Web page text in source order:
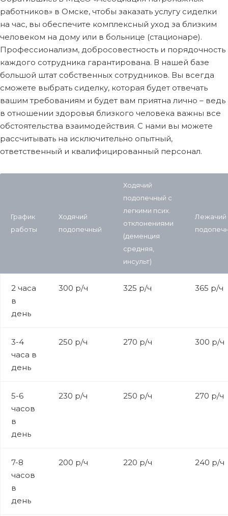
работников» в Омске, чтобы заказать услугу сиделки
на час, вы обеспечите комплексный уход за близким
человеком на дому или в больнице (стационаре).
Профессионализм, добросовестность и порядочность
каждого сотрудника гарантирована. В нашей базе
большой штат собственных сотрудников. Вы всегда
сможете выбрать сиделку, которая будет отвечать
вашим требованиям и будет вам приятна лично – ведь
в отношении здоровья близкого человека важны все
обстоятельства взаимодействия. С нами вы можете
рассчитывать на исключительно опытный,
ответственный и квалифицированный персонал.
График
работы
Ходячий
подопечный
Ходячий
подопечный с
легкими псих.
отклонениями
(деменция
средняя,
инсульт)
Лежачий
2 часа
в
день
300 р/ч 325 р/ч 365 р/ч
3-4
часа в
день
250 р/ч 270 р/ч 300 р/ч
5-6
часов
в
день
230 р/ч 250 р/ч 270 р/ч
7-8
часов
в
день
200 р/ч 220 р/ч 240 р/ч